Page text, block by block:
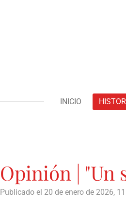
INICIO
Opinión | "Un
Publicado el 20 de enero de 2026,